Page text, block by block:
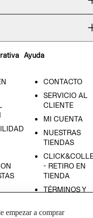
Ayuda
CONTACTO
SERVICIO AL
CLIENTE
MI CUENTA
NUESTRAS
TIENDAS
- RETIRO EN
TIENDA
TÉRMINOS Y
AVISO DE
empezar a comprar